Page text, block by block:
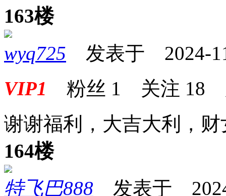
163楼
wyq725 发表于 2024-
VIP1 粉丝 1 关注 18
谢谢福利，大吉大利，财
164楼
特飞巴888 发表于